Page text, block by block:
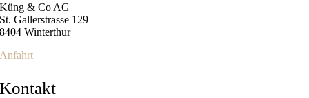
Küng & Co AG
St. Gallerstrasse 129
8404 Winterthur
Anfahrt
Kontakt